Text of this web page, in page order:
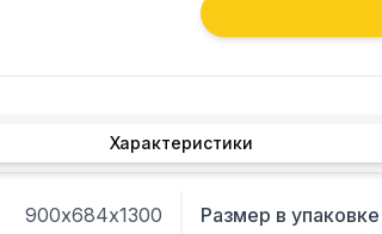
ножки,
Характеристики
900х684х1300 Размер в упаковке